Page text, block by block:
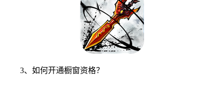
3、如何开通橱窗资格？